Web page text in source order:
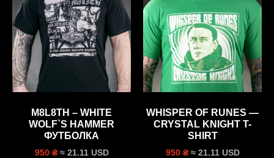
M8L8TH – WHITE
WOLF`S HAMMER
ФУТБОЛКА
950 ₴ ≈ 21.11 USD
WHISPER OF RUNES —
CRYSTAL KNIGHT T-
SHIRT
950 ₴ ≈ 21.11 USD